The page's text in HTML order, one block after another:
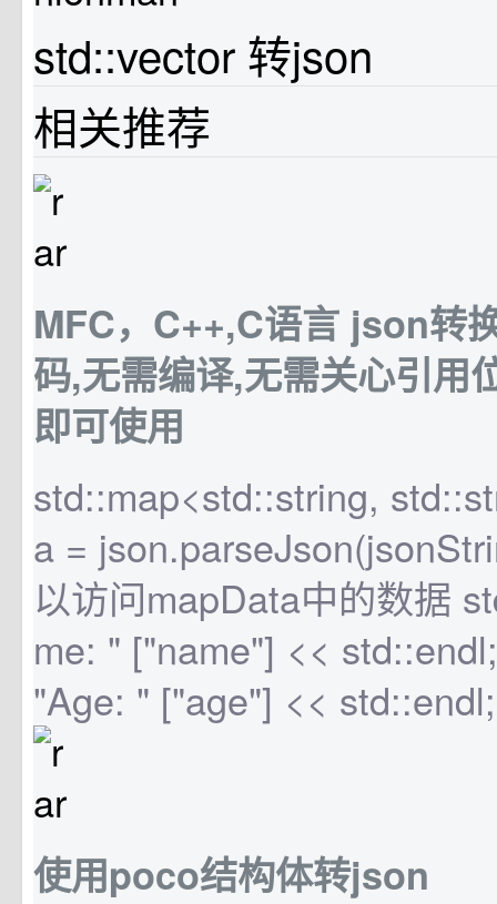
std::vector 转json
相关推荐
MFC，C++,C语言 json转
码,无需编译,无需关心引用
即可使用
std::map<std::string,
a =
以访问mapData中的数据
me: " ["name"] <<
"Age: " ["age"] <<
使用poco结构体转json